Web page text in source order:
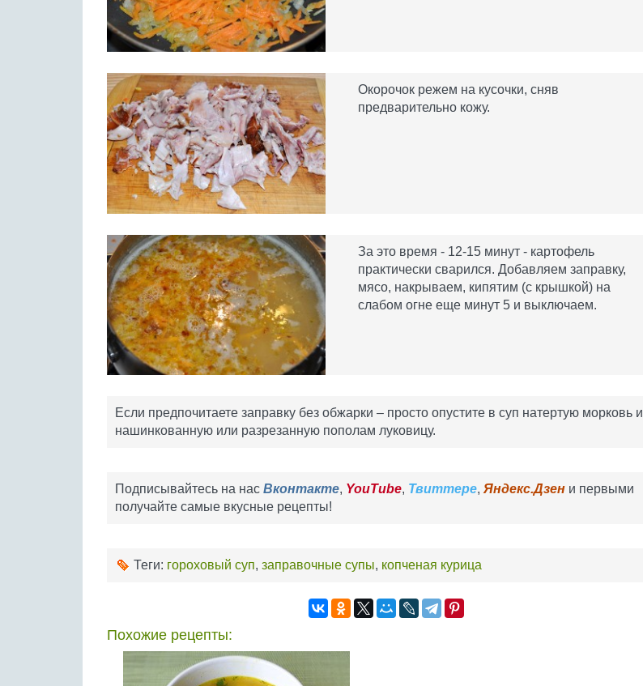
Окорочок режем на кусочки, сняв
предварительно кожу.
За это время - 12-15 минут - картофель
практически сварился. Добавляем заправку,
мясо, накрываем, кипятим (с крышкой) на
слабом огне еще минут 5 и выключаем.
Если предпочитаете заправку без обжарки – просто опустите в суп натертую морковь и
нашинкованную или разрезанную пополам луковицу.
Подписывайтесь на нас Вконтакте, YouTube, Твиттере, Яндекс.Дзен и первыми
получайте самые вкусные рецепты!
Теги: гороховый суп, заправочные супы, копченая курица
Похожие рецепты: